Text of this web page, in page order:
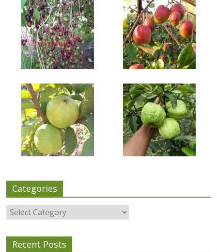
Categories
Categories
Recent Posts